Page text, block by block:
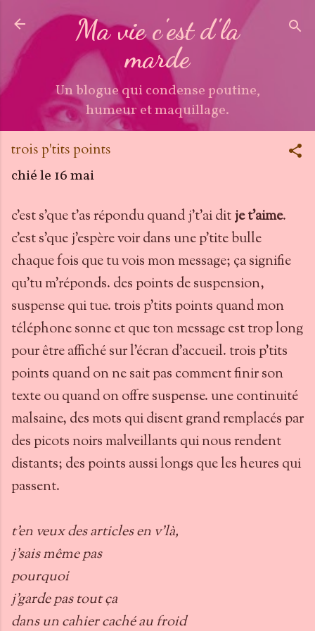
Accéder au contenu principal
Ma vie c'est d'la
marde
Un blogue qui condense poutine,
humeur et maquillage.
trois p'tits points
chié le 16 mai
c'est s'que t'as répondu quand j't'ai ditje t'aime.
c'est s'que j'espère voir dans une p'tite bulle
chaque fois que tu vois mon message; ça signifie
qu'tu m'réponds. des points de suspension,
suspense qui tue. trois p'tits points quand mon
téléphone sonne et que ton message est trop long
pour être affiché sur l'écran d'accueil. trois p'tits
points quand on ne sait pas comment finir son
texte ou quand on offre suspense. une continuité
malsaine, des mots qui disent grand remplacés par
des picots noirs malveillants qui nous rendent
distants; des points aussi longs que les heures qui
passent.
t'en veux des articles en v'là,
j'sais même pas
pourquoi
j'garde pas tout ça
dans un cahier caché au froid